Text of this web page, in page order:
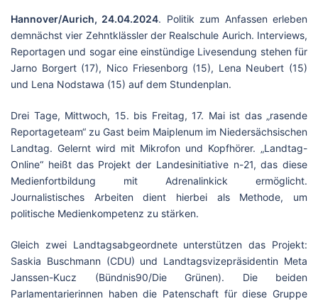
Hannover/Aurich, 24.04.2024. Politik zum Anfassen erleben
demnächst vier Zehntklässler der Realschule Aurich. Interviews,
Reportagen und sogar eine einstündige Livesendung stehen für
Jarno Borgert (17), Nico Friesenborg (15), Lena Neubert (15)
und Lena Nodstawa (15) auf dem Stundenplan.
Drei Tage, Mittwoch, 15. bis Freitag, 17. Mai ist das „rasende
Reportageteam“ zu Gast beim Maiplenum im Niedersächsischen
Landtag. Gelernt wird mit Mikrofon und Kopfhörer. „Landtag-
Online“ heißt das Projekt der Landes­initiative n-21, das diese
Medienfortbildung mit Adrenalinkick ermöglicht.
Journalistisches Arbeiten dient hierbei als Methode, um
politische Medienkompetenz zu stärken.
Gleich zwei Landtagsabgeordnete unterstützen das Projekt:
Saskia Buschmann (CDU) und Landtagsvizeprä­si­dentin Meta
Janssen-Kucz (Bündnis90/Die Grünen). Die beiden
Parlamentarierinnen haben die Patenschaft für diese Gruppe